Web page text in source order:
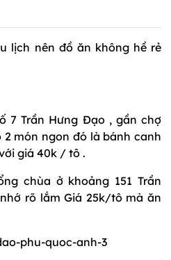
lịch nên đồ ăn không hề rẻ
7 Trần Hưng Đạo , gần chợ
2 món ngon đó là bánh canh
giá 40k / tô .
chùa ở khoảng 151 Trần
rõ lắm Giá 25k/tô mà ăn